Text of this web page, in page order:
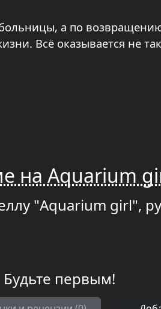
а по
Всё оказывается не
на Aquarium
"Aquarium girl",
первым!